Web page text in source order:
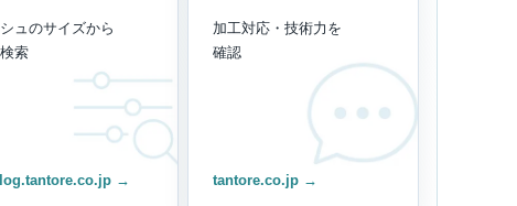
ュのサイズから
索
→
加工対応・技術力を
確認
tantore.co.jp →